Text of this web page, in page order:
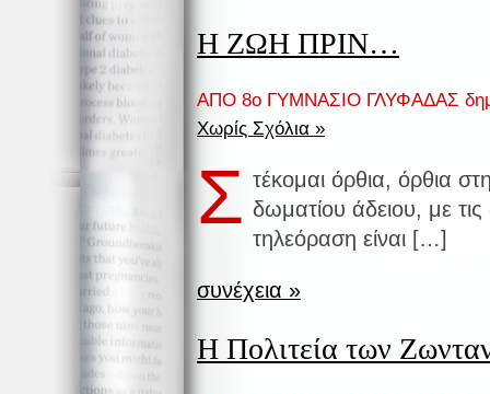
Η ΖΩΗ ΠΡΙΝ…
ΑΠΟ 8ο ΓΥΜΝΑΣΙΟ ΓΛΥΦΑΔΑΣ
Χωρίς Σχόλια »
Σ τέκομαι όρθια, όρθια
δωματίου άδειου, με
τηλεόραση είναι […]
συνέχεια »
Η Πολιτεία των